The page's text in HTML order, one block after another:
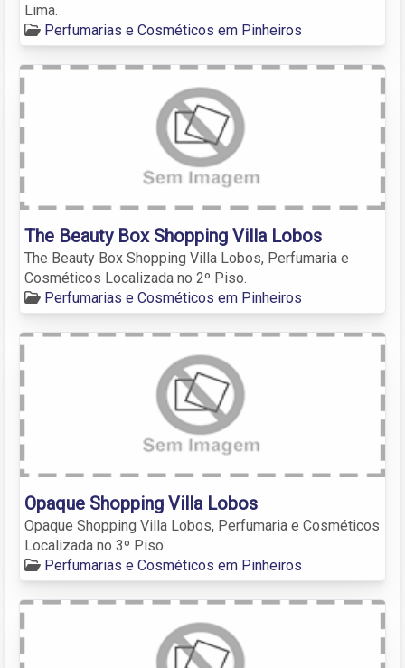
Lima.
Perfumarias e Cosméticos em Pinheiros
The Beauty Box Shopping Villa Lobos
The Beauty Box Shopping Villa Lobos, Perfumaria e
Cosméticos Localizada no 2º Piso.
Perfumarias e Cosméticos em Pinheiros
Opaque Shopping Villa Lobos
Opaque Shopping Villa Lobos, Perfumaria e Cosméticos
Localizada no 3º Piso.
Perfumarias e Cosméticos em Pinheiros